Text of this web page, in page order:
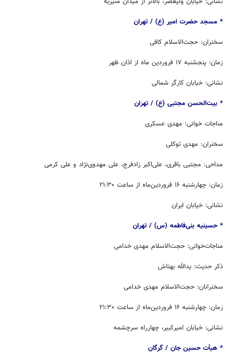
* مسجد حضرت امیر (ع) / ‏‬تهران
سخنران: حجت‌الاسلام کافی
زمان: پنجشنبه ١٧ فروردین ماه از اذان ظهر
نشانی: خیابان کارگر شمالی
* بیت‌الحسن مجتبی (ع) / ‏‬تهران
مناجات خوانی: مهدی عسکری
سخنران: مهدی توکلی
مداحی: مجتبی باقری، علی‌اکبر زادفرج، علی مهدوی‌نژاد و علی کرمی
زمان: چهارشنبه ۱۶ فروردین‌ماه از ساعت ۲۱:۳۰
نشانی: خیابان ایران
* حسینیه بنی‌فاطمه (س) / ‏‬تهران
مناجات‌خوانی: حجت‌الاسلام مهدی خدامی
ذکر حدیث: یدالله بهتاش
سخنرانان: حجت‌الاسلام مهدی خدامی
زمان: چهارشنبه ۱۶ فروردین‌ماه از ساعت ۲۱:۳۰
نشانی: خیابان امیرکبیر، چهارراه سرچشمه
* هیأت حسین جان / ‏گرگان